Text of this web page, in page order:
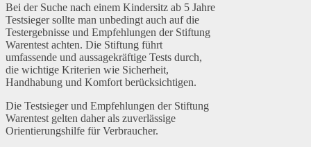
Bei der Suche nach einem Kindersitz ab 5 Jahre
Testsieger sollte man unbedingt auch auf die
Testergebnisse und Empfehlungen der Stiftung
Warentest achten. Die Stiftung führt
umfassende und aussagekräftige Tests durch,
die wichtige Kriterien wie Sicherheit,
Handhabung und Komfort berücksichtigen.
Die Testsieger und Empfehlungen der Stiftung
Warentest gelten daher als zuverlässige
Orientierungshilfe für Verbraucher.